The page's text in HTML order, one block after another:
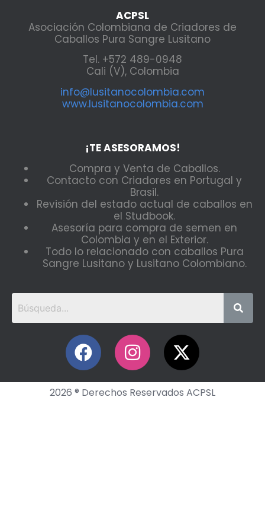
ACPSL
Asociación Colombiana de Criadores de
Caballos Pura Sangre Lusitano
Tel. +572 489-0948
Cali (V), Colombia
info@lusitanocolombia.com
www.lusitanocolombia.com
¡TE ASESORAMOS!
Compra y Venta de Caballos.
Contacto con Criadores en Portugal y
Brasil.
Revisión del estado actual de caballos en
el Studbook.
Asesoría para compra de semen en
Colombia y en el Exterior.
Todo lo relacionado con caballos Pura
Sangre Lusitano y Lusitano Colombiano.
2026 ® Derechos Reservados ACPSL